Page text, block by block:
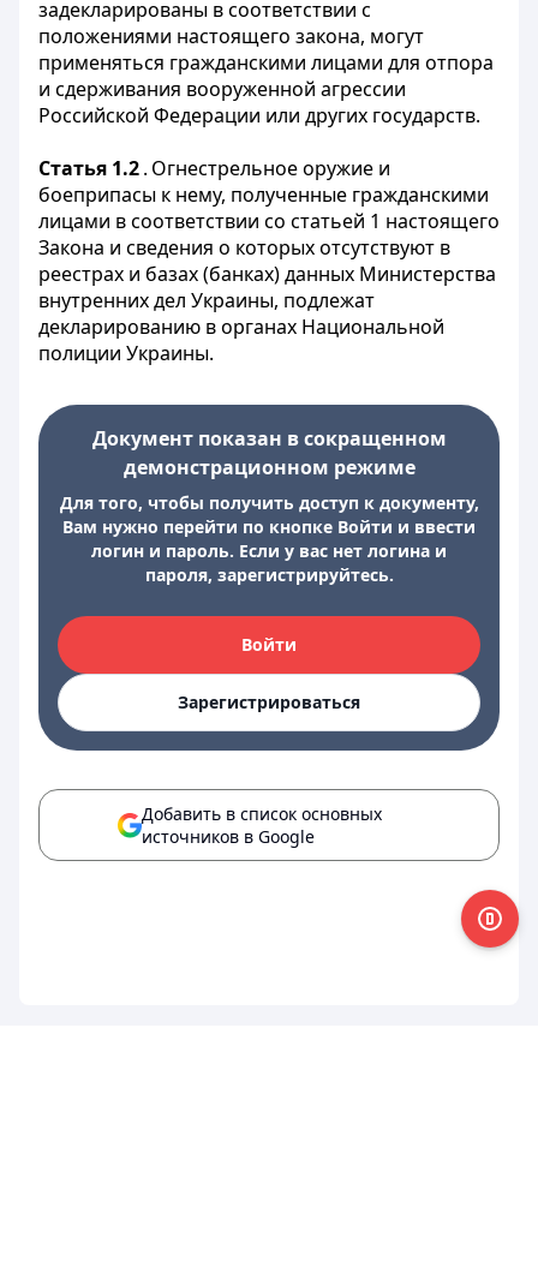
задекларированы в соответствии с
положениями настоящего закона, могут
применяться гражданскими лицами для отпора
и сдерживания вооруженной агрессии
Российской Федерации или других государств.
Статья 1.2. Огнестрельное оружие и
боеприпасы к нему, полученные гражданскими
лицами в соответствии со статьей 1 настоящего
Закона и сведения о которых отсутствуют в
реестрах и базах (банках) данных Министерства
внутренних дел Украины, подлежат
декларированию в органах Национальной
полиции Украины.
Документ показан в сокращенном
демонстрационном режиме
Для того, чтобы получить доступ к документу,
Вам нужно перейти по кнопке Войти и ввести
логин и пароль. Если у вас нет логина и
пароля, зарегистрируйтесь.
Войти
Зарегистрироваться
Добавить в список основных
источников в Google